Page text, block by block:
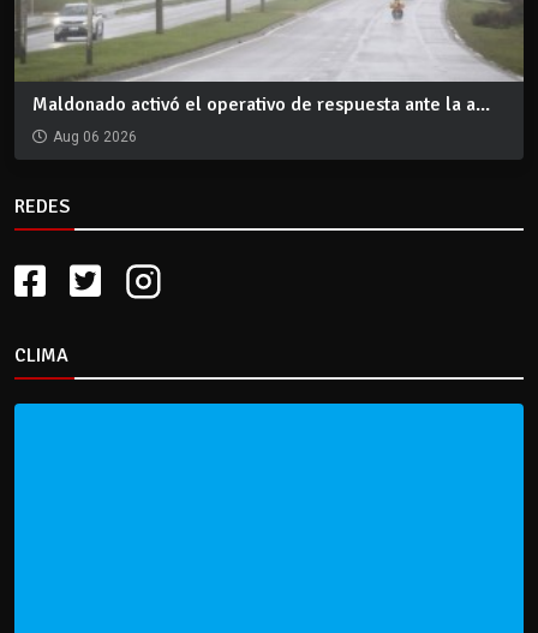
Maldonado activó el operativo de respuesta ante la a...
Aug 06 2026
REDES
CLIMA